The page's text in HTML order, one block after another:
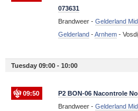
073631
Brandweer - Gelderland
Gelderland-Arnhem-
Tuesday 09:00 - 10:00
09:50
P2 BON-06 Nacontrole
Brandweer - Gelderland